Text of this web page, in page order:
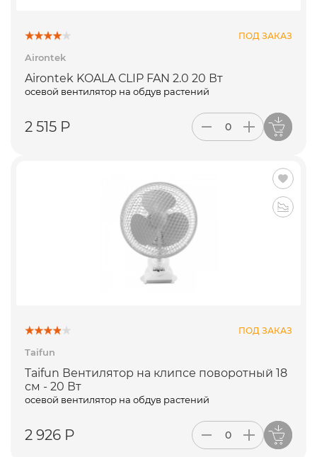
ПОД ЗАКАЗ
Airontek
Airontek KOALA СLIP FAN 2.0 20 Вт
осевой вентилятор на обдув растений
2 515 Р
ПОД ЗАКАЗ
Taifun
Taifun Вентилятор на клипсе поворотный 18
см - 20 Вт
осевой вентилятор на обдув растений
2 926 Р